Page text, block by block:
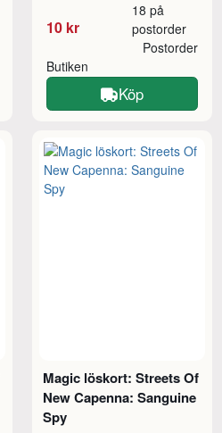
10 kr
18 på
postorder
Butiken
Postorder
Köp
Magic löskort: Streets Of
New Capenna: Sanguine
Spy